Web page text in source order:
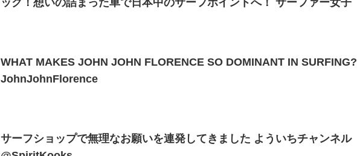
WHAT MAKES JOHN JOHN FLORENCE SO DOMINANT IN SURFING?
JohnJohnFlorence
サーフショップで無理なお願いを連発してきました よういちチャンネル